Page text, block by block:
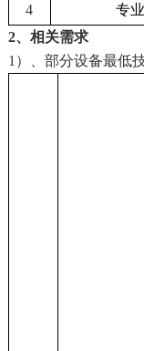
4
专
2、相关需求
1）、部分设备最低